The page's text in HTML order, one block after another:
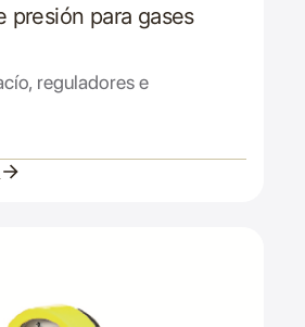
presión para gases
reguladores e